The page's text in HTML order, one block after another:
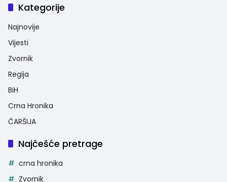
Kategorije
Najnovije
Vijesti
Zvornik
Regija
BiH
Crna Hronika
ČARŠIJA
Najčešće pretrage
crna hronika
Zvornik